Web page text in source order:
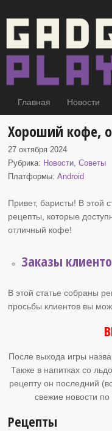
Главная Новости
Хороший кофе,
27 октября 2024
Рубрика: Новости,Советы
Платформы:Android
Привет, баристы! В этой
рецепты, которые
отличный кофе!
Заказы
В этой статье собраны
просьбы клиентов вы
После выхода игры
Также в напитках со
рецепту он последний
свежие новости по
Рецепты